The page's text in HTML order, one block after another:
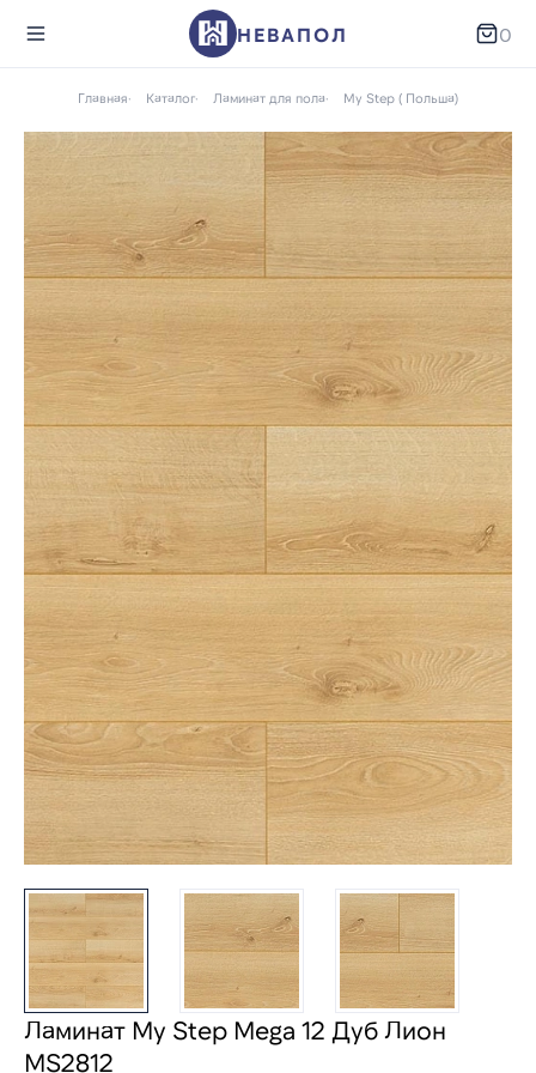
НЕВАПОЛ 0
Главная Каталог Ламинат для пола My Step ( Польша)
Ламинат My Step Mega 12 Дуб Лион
MS2812